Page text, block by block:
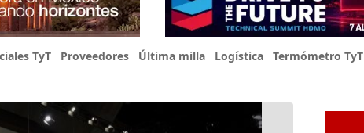
TyT Proveedores Última milla Logística Termómetro TyT